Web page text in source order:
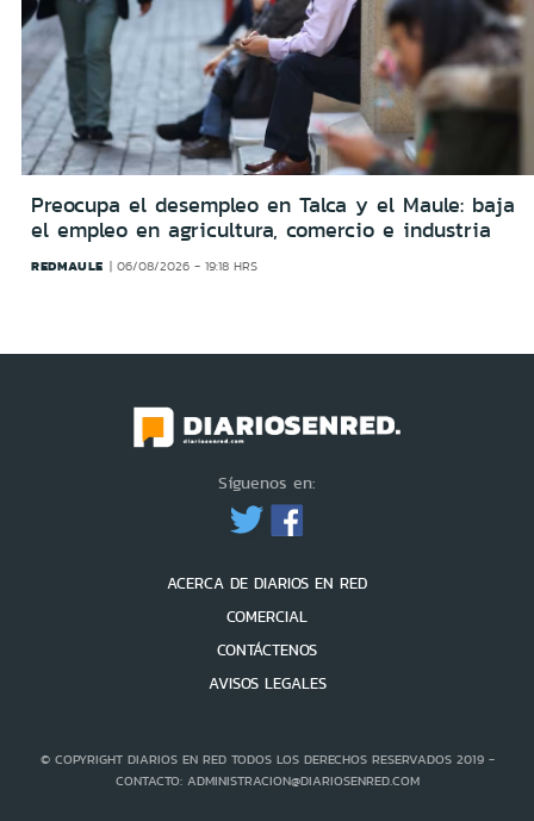
Preocupa el desempleo en Talca y el Maule: baja
el empleo en agricultura, comercio e industria
REDMAULE 06/08/2026 - 19:18 HRS
Síguenos en:
ACERCA DE DIARIOS EN RED
COMERCIAL
CONTÁCTENOS
AVISOS LEGALES
© COPYRIGHT DIARIOS EN RED TODOS LOS DERECHOS RESERVADOS 2019 -
CONTACTO: ADMINISTRACION@DIARIOSENRED.COM